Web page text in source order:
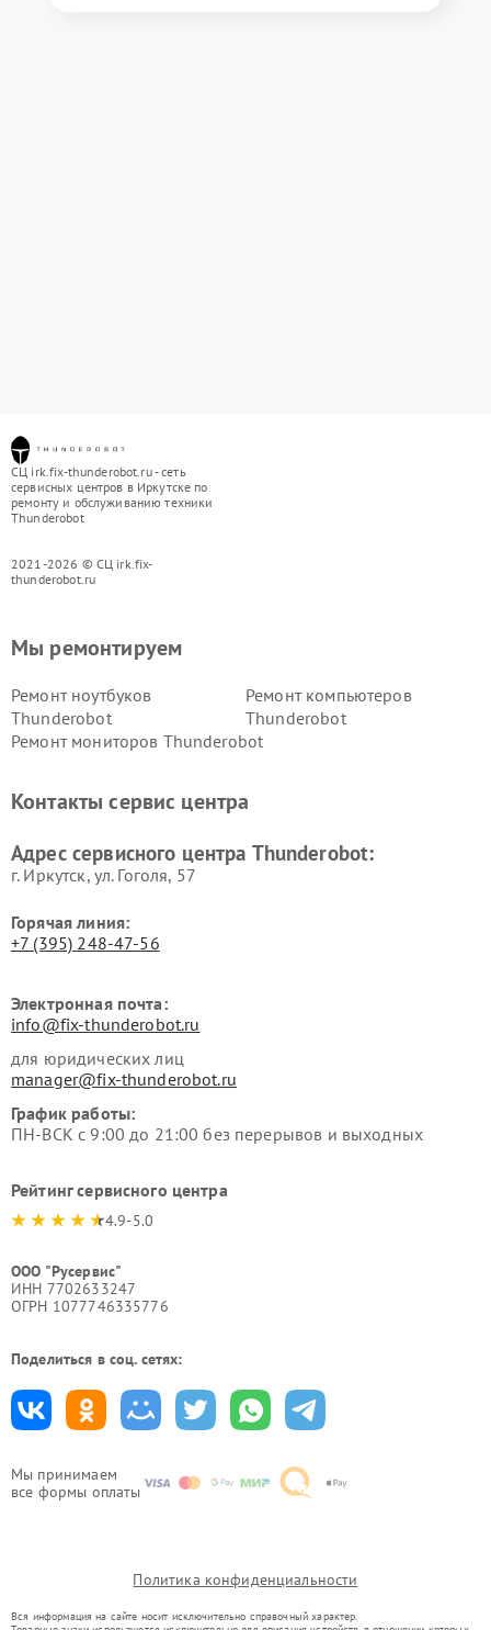
СЦ irk.fix-thunderobot.ru - сеть
сервисных центров в Иркутске по
ремонту и обслуживанию техники
Thunderobot
2021-2026 © СЦ irk.fix-
thunderobot.ru
Мы принимаем
все формы оплаты
Мы ремонтируем
Ремонт ноутбуков
Thunderobot
Ремонт компьютеров
Thunderobot
Ремонт мониторов Thunderobot
Контакты сервис центра
Адрес сервисного центра Thunderobot:
г. Иркутск, ул. ​Гоголя, 57
Горячая линия:
+7 (395) 248-47-56
Электронная почта:
info@fix-thunderobot.ru
для юридических лиц
manager@fix-thunderobot.ru
График работы:
ПН-ВСК с 9:00 до 21:00 без перерывов и выходных
Рейтинг сервисного центра
4.9-5.0
ООО "Русервис"
ИНН 7702633247
ОГРН 1077746335776
Поделиться в соц. сетях:
Политика конфиденциальности
Вся информация на сайте носит исключительно справочный характер.